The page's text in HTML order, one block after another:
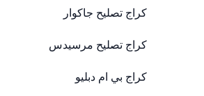
كراج تصليح جاكوار
كراج تصليح مرسيدس
كراج بي ام دبليو